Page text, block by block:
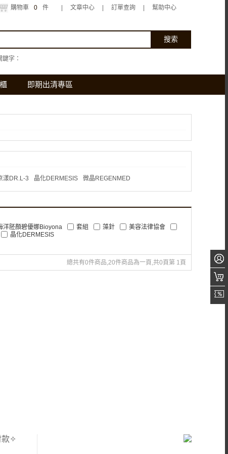
購物車 0 件 文章中心 訂單查詢 幫助中心
字：
即期出清專區
漾DR.L-3 晶化DERMESIS 微晶REGENMED
洋胚顏碧優娜Bioyona 套組 藻針
美容法律協會
晶化DERMESIS
總共有0件商品,20件商品為一頁,共0頁第 1頁
款✧